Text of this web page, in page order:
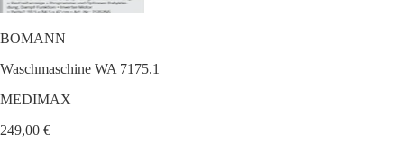
BOMANN
Waschmaschine WA 7175.1
MEDIMAX
249,00 €